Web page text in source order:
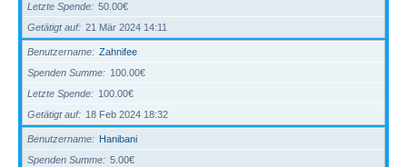
Letzte Spende
50.00€
Getätigt auf
21 Mär 2024 14:11
Benutzername
Zahnifee
Spenden Summe
100.00€
Letzte Spende
100.00€
Getätigt auf
18 Feb 2024 18:32
Benutzername
Hanibani
Spenden Summe
5.00€